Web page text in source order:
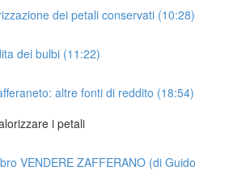
dei petali conservati (10:28)
dei bulbi (11:22)
altre fonti di reddito (18:54)
i petali
VENDERE ZAFFERANO (di Guido